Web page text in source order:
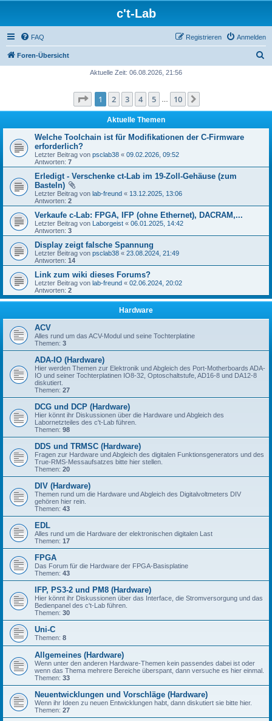
c't-Lab
FAQ Anmelden
Registrieren
Foren-Übersicht
e
Aktuelle Zeit: 06.08.2026, 21:56
Seite 1von 10
1 2 3 4 5 10
Aktuelle Themen
Welche Toolchain ist für Modifikationen der C-Firmware
erforderlich?
Letzter Beitrag von psclab38 « 09.02.2026, 09:52
Antworten: 7
Erledigt - Verschenke ct-Lab im 19-Zoll-Gehäuse (zum
Basteln)
Letzter Beitrag von lab-freund « 13.12.2025, 13:06
Antworten: 2
Verkaufe c-Lab: FPGA, IFP (ohne Ethernet), DACRAM,...
Letzter Beitrag von Laborgeist « 06.01.2025, 14:42
Antworten: 3
Display zeigt falsche Spannung
Letzter Beitrag von psclab38 « 23.08.2024, 21:49
Antworten: 14
Link zum wiki dieses Forums?
Letzter Beitrag von lab-freund « 02.06.2024, 20:02
Antworten: 2
Hardware
ACV
Alles rund um das ACV-Modul und seine Tochterplatine
Themen: 3
ADA-IO (Hardware)
Hier werden Themen zur Elektronik und Abgleich des Port-Motherboards ADA-
IO und seiner Tochterplatinen IO8-32, Optoschaltstufe, AD16-8 und DA12-8
diskutiert.
Themen: 27
DCG und DCP (Hardware)
Hier könnt ihr Diskussionen über die Hardware und Abgleich des
Labornetzteiles des c't-Lab führen.
Themen: 98
DDS und TRMSC (Hardware)
Fragen zur Hardware und Abgleich des digitalen Funktionsgenerators und des
True-RMS-Messaufsatzes bitte hier stellen.
Themen: 20
DIV (Hardware)
Themen rund um die Hardware und Abgleich des Digitalvoltmeters DIV
gehören hier rein.
Themen: 43
EDL
Alles rund um die Hardware der elektronischen digitalen Last
Themen: 17
FPGA
Das Forum für die Hardware der FPGA-Basisplatine
Themen: 43
IFP, PS3-2 und PM8 (Hardware)
Hier könnt ihr Diskussionen über das Interface, die Stromversorgung und das
Bedienpanel des c't-Lab führen.
Themen: 30
Uni-C
Themen: 8
Allgemeines (Hardware)
Wenn unter den anderen Hardware-Themen kein passendes dabei ist oder
wenn das Thema mehrere Bereiche überspant, dann versuche es hier einmal.
Themen: 33
Neuentwicklungen und Vorschläge (Hardware)
Wenn ihr Ideen zu neuen Entwicklungen habt, dann diskutiert sie bitte hier.
Themen: 27